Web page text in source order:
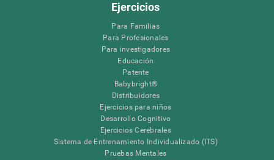
Ejercicios
Para Familias
Para Profesionales
Para investigadores
Educación
Patente
Babybright®
Distribuidores
Ejercicios para niños
Desarrollo Cognitivo
Ejercicios Cerebrales
Sistema de Entrenamiento Individualizado (ITS)
Pruebas Mentales